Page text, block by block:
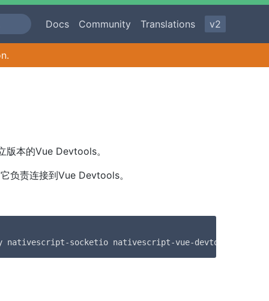
Docs Community Translations v2
本的Vue Devtools。
负责连接到Vue Devtools。
nativescript-socketio nativescript-vue-devtools